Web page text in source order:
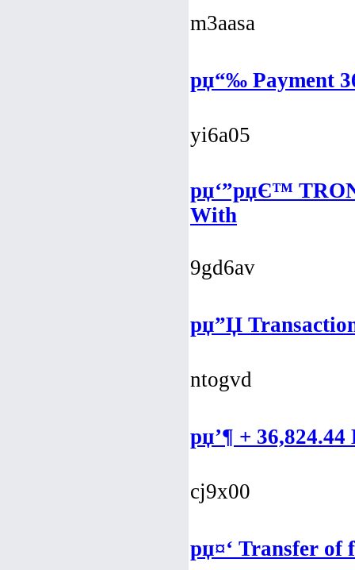
m3aasa
рџ“‰ Payment
yi6a05
рџ‘”рџЄ™
With
9gd6av
рџ”Џ
ntogvd
рџ’¶ +
cj9x00
рџ¤‘ Transfer of